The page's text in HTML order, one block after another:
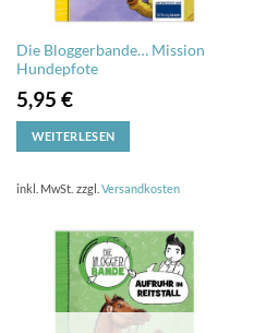
Die Bloggerbande… Mission
Hundepfote
5,95 €
WEITERLESEN
inkl. MwSt. zzgl. Versandkosten